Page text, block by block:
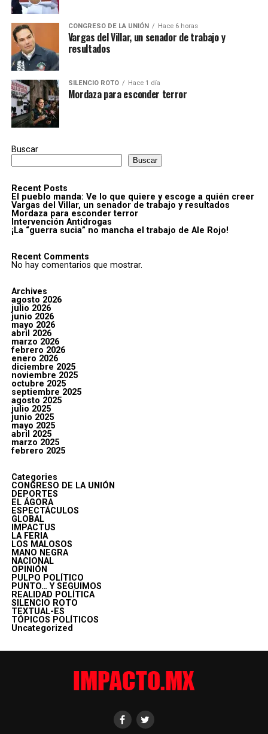
CONGRESO DE LA UNIÓN Hace 6 horas
Vargas del Villar, un senador de trabajo y
resultados
SILENCIO ROTO Hace 1 día
Mordaza para esconder terror
Buscar
Buscar
Recent Posts
El pueblo manda: Ve lo que quiere y escoge a quién creer
Vargas del Villar, un senador de trabajo y resultados
Mordaza para esconder terror
Intervención Antidrogas
¡La “guerra sucia” no mancha el trabajo de Ale Rojo!
Recent Comments
No hay comentarios que mostrar.
Archives
agosto 2026
julio 2026
junio 2026
mayo 2026
abril 2026
marzo 2026
febrero 2026
enero 2026
diciembre 2025
noviembre 2025
octubre 2025
septiembre 2025
agosto 2025
julio 2025
junio 2025
mayo 2025
abril 2025
marzo 2025
febrero 2025
Categories
CONGRESO DE LA UNIÓN
DEPORTES
EL ÁGORA
ESPECTÁCULOS
GLOBAL
IMPACTUS
LA FERIA
LOS MALOSOS
MANO NEGRA
NACIONAL
OPINIÓN
PULPO POLÍTICO
PUNTO… Y SEGUIMOS
REALIDAD POLÍTICA
SILENCIO ROTO
TEXTUAL-ES
TÓPICOS POLÍTICOS
Uncategorized